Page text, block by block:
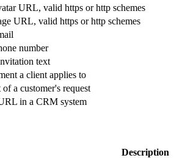
URL, valid https or http schemes
URL, valid https or http schemes
number
text
a client applies to
of a customer's request
in a CRM system
Description